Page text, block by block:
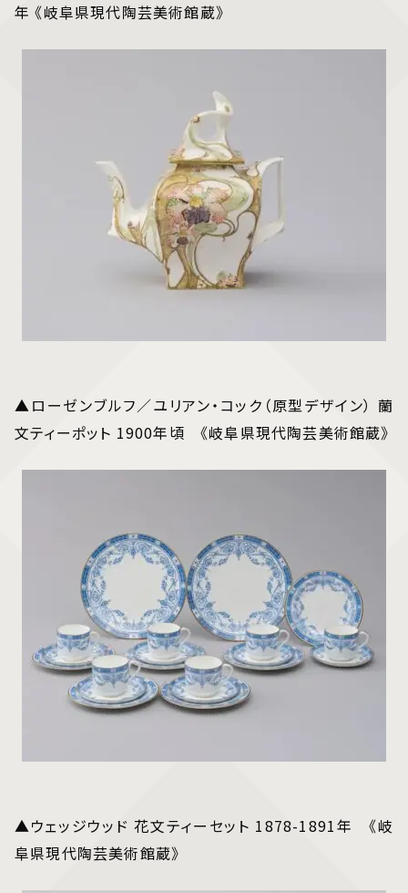
年 《岐阜県現代陶芸美術館蔵》
▲ローゼンブルフ／ユリアン・コック（原型デザイン） 蘭
文ティーポット 1900年頃 《岐阜県現代陶芸美術館蔵》
▲ウェッジウッド 花文ティーセット 1878-1891年 《岐
阜県現代陶芸美術館蔵》